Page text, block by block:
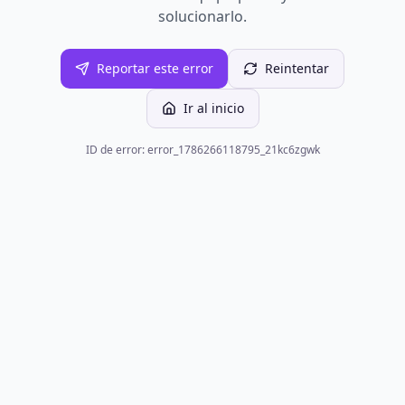
solucionarlo.
Reportar este error Reintentar
Ir al inicio
ID de error: error_1786266118795_21kc6zgwk